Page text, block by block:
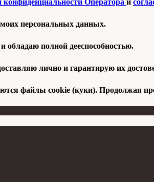
персональных данных.
обладаю полной дееспособностью.
лично и гарантирую их
файлы cookie (куки). Продолжая